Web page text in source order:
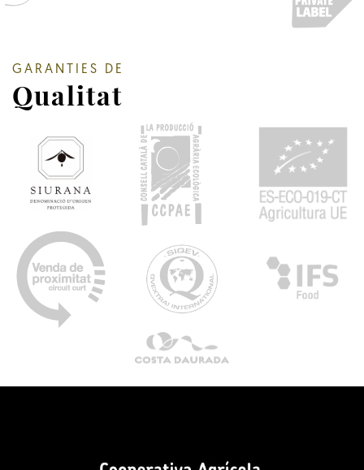
GARANTIES DE
Qualitat